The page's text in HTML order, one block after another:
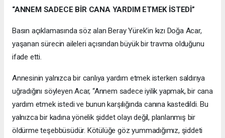
“ANNEM SADECE BİR CANA YARDIM ETMEK İSTEDİ”
Basın açıklamasında söz alan Beray Yürek’in kızı Doğa Acar,
yaşanan sürecin aileleri açısından büyük bir travma olduğunu
ifade etti.
Annesinin yalnızca bir canlıya yardım etmek isterken saldırıya
uğradığını söyleyen Acar, “Annem sadece iyilik yapmak, bir cana
yardım etmek istedi ve bunun karşılığında canına kastedildi. Bu
yalnızca bir kadına yönelik şiddet olayı değil, planlanmış bir
öldürme teşebbüsüdür. Kötülüğe göz yummadığımız, şiddeti